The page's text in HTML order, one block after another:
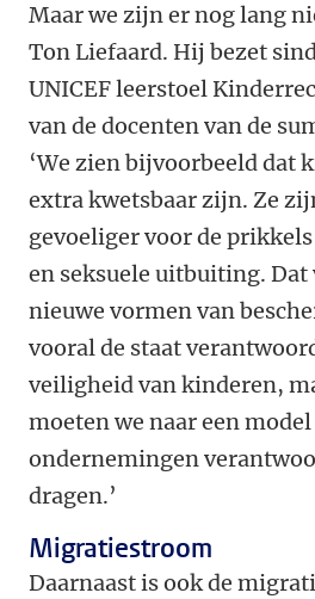
Maar we zijn er nog lang
Ton Liefaard. Hij bezet
UNICEF leerstoel
van de docenten van de
‘We zien bijvoorbeeld dat
extra kwetsbaar zijn. Ze
gevoeliger voor de
en seksuele uitbuiting. Dat
nieuwe vormen van
vooral de staat
veiligheid van kinderen,
moeten we naar een
ondernemingen
dragen.’
Migratiestroom
Daarnaast is ook de